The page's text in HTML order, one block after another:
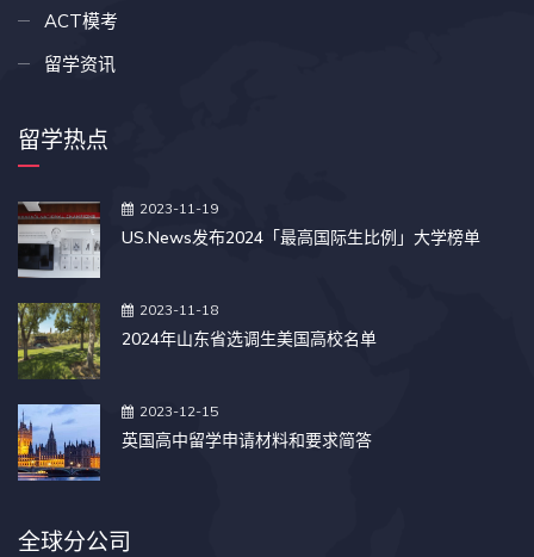
ACT模考
留学资讯
留学热点
2023-11-19
US.News发布2024「最高国际生比例」大学榜单
2023-11-18
2024年山东省选调生美国高校名单
2023-12-15
英国高中留学申请材料和要求简答
全球分公司